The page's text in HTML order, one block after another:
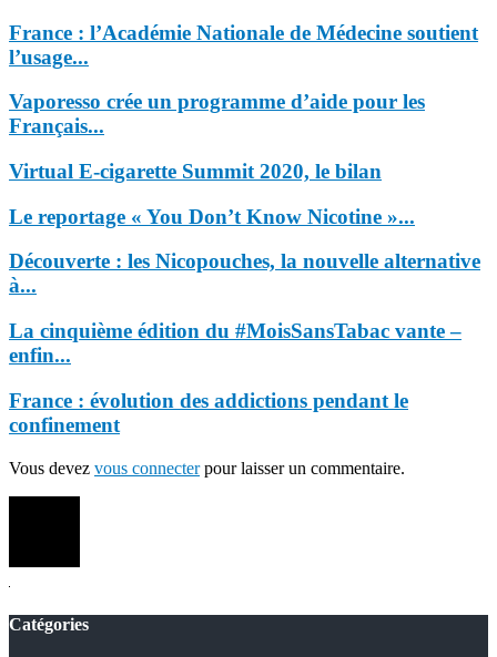
France : l’Académie Nationale de Médecine soutient
l’usage...
Vaporesso crée un programme d’aide pour les
Français...
Virtual E-cigarette Summit 2020, le bilan
Le reportage « You Don’t Know Nicotine »...
Découverte : les Nicopouches, la nouvelle alternative
à...
La cinquième édition du #MoisSansTabac vante –
enfin...
France : évolution des addictions pendant le
confinement
Vous devez vous connecterpour laisser un commentaire.
Catégories